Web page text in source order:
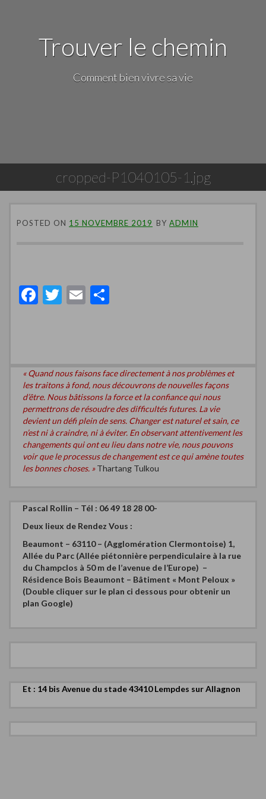
Trouver le chemin
Comment bien vivre sa vie
cropped-P1040105-1.jpg
POSTED ON 15 NOVEMBRE 2019 BY ADMIN
F
o
o
k
T
E
er
« Quand nous faisons face directement à nos problèmes et
les traitons à fond, nous découvrons de nouvelles façons
d’être. Nous bâtissons la force et la confiance qui nous
permettrons de résoudre des difficultés futures. La vie
devient un défi plein de sens. Changer est naturel et sain, ce
n’est ni à craindre, ni à éviter. En observant attentivement les
changements qui ont eu lieu dans notre vie, nous pouvons
voir que le processus de changement est ce qui amène toutes
les bonnes choses. »Thartang Tulkou
Pascal Rollin – Tél : 06 49 18 28 00-
Deux lieux de Rendez Vous :
Beaumont – 63110 – (Agglomération Clermontoise) 1,
Allée du Parc (Allée piétonnière perpendiculaire à la rue
du Champclos à 50 m de l’avenue de l’Europe) –
Résidence Bois Beaumont – Bâtiment « Mont Peloux »
(Double cliquer sur le plan ci dessous pour obtenir un
plan Google)
Et : 14 bis Avenue du stade 43410 Lempdes sur Allagnon